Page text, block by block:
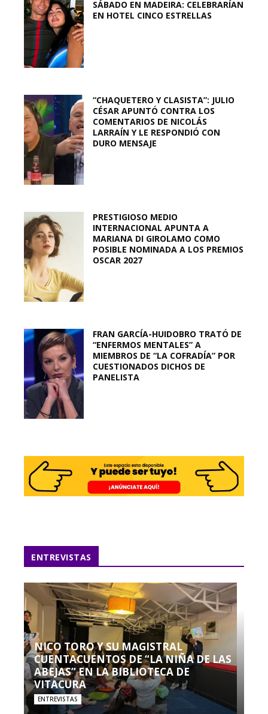
SÁBADO EN MADEIRA: CELEBRARÍAN
EN HOTEL CINCO ESTRELLAS
“CHAQUETERO Y CLASISTA”: JULIO
CÉSAR APUNTÓ CONTRA LOS
COMENTARIOS DE NICOLÁS
LARRAÍN Y LE RESPONDIÓ CON
DURO MENSAJE
PRESTIGIOSO MEDIO
INTERNACIONAL APUNTA A
MARIANA DI GIROLAMO COMO
POSIBLE NOMINADA A LOS PREMIOS
OSCAR 2027
FRAN GARCÍA-HUIDOBRO TRATÓ DE
“ENFERMOS MENTALES” A
MIEMBROS DE “LA COFRADÍA” POR
CUESTIONADOS DICHOS DE
PANELISTA
ENTREVISTAS
NICO TORO Y SU MAGISTRAL
CUENTACUENTOS DE “LA NIÑA DE LAS
ABEJAS” EN LA BIBLIOTECA DE
VITACURA
ENTREVISTAS